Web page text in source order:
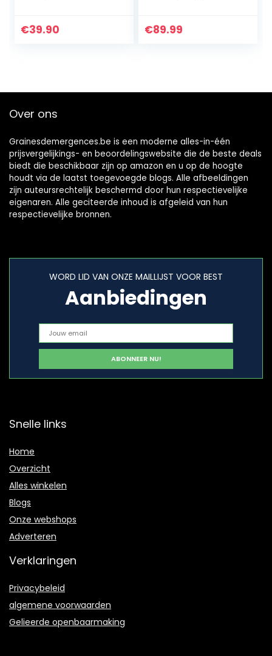
brandhoutrek,
€39.90 €89.99
Over ons
Grainesdemergences.be is een moderne alles-in-één
prijsvergelijkings- en beoordelingswebsite die de beste deals
biedt die beschikbaar zijn op amazon en u op de hoogte
houdt via de laatst toegevoegde blogs. Alle afbeeldingen
zijn auteursrechtelijk beschermd door hun respectievelijke
eigenaren. Alle geciteerde inhoud is afgeleid van hun
respectievelijke bronnen.
WORD LID VAN ONZE MAILLIJST VOOR BEST
Aanbiedingen
Snelle links
Home
Overzicht
Alles winkelen
Blogs
Onze webshops
Adverteren
Verklaringen
Privacybeleid
algemene voorwaarden
Gelieerde openbaarmaking